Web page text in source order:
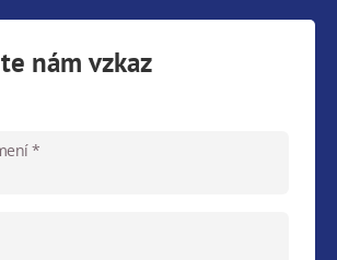
nám vzkaz
*